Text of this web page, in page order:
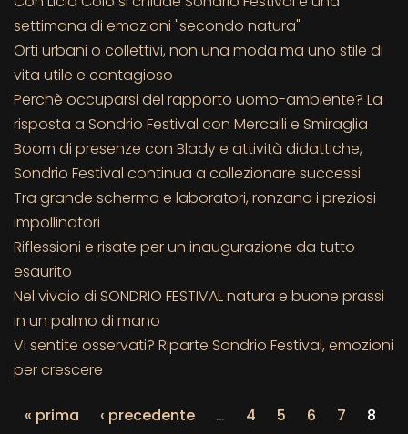
settimana di emozioni "secondo natura"
Orti urbani o collettivi, non una moda ma uno stile di
vita utile e contagioso
Perchè occuparsi del rapporto uomo-ambiente? La
risposta a Sondrio Festival con Mercalli e Smiraglia
Boom di presenze con Blady e attività didattiche,
Sondrio Festival continua a collezionare successi
Tra grande schermo e laboratori, ronzano i preziosi
impollinatori
Riflessioni e risate per un inaugurazione da tutto
esaurito
Nel vivaio di SONDRIO FESTIVAL natura e buone prassi
in un palmo di mano
Vi sentite osservati? Riparte Sondrio Festival, emozioni
per crescere
« prima ‹ precedente … 4 5 6 7
8